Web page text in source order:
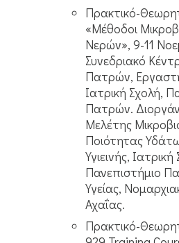
Πρακτικό-
«Μέθοδοι
Νερών», 9-11
Συνεδριακό
Πατρών,
Ιατρική Σχολή,
Πατρών.
Μελέτης
Ποιότητας
Υγιεινής,
Πανεπιστήμιο
Υγείας,
Αχαΐας.
Πρακτικό-